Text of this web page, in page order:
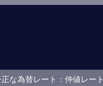
な為替レート：仲値レート